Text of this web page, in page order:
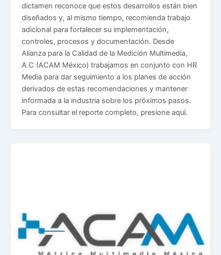
dictamen reconoce que estos desarrollos están bien
diseñados y, al mismo tiempo, recomienda trabajo
adicional para fortalecer su implementación,
controles, procesos y documentación. Desde
Alianza para la Calidad de la Medición Multimedia,
A.C (ACAM México) trabajamos en conjunto con HR
Media para dar seguimiento a los planes de acción
derivados de estas recomendaciones y mantener
informada a la industria sobre los próximos pasos.
Para consultar el reporte completo, presione aquí.